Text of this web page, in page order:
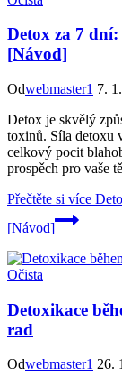
Detox za 7
[Návod]
Odwebmaster1 7.
Detox je skvělý
toxinů. Síla detoxu
celkový pocit
prospěch pro vaše
Přečtěte si více
[Návod]
Očista
Detoxikace
rad
Odwebmaster1 26.